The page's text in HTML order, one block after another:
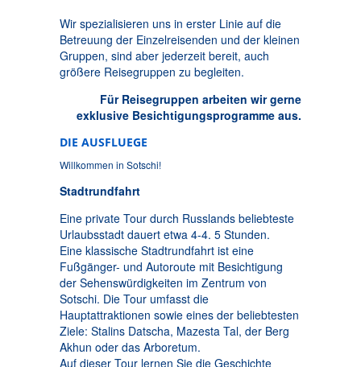
Wir spezialisieren uns in erster Linie auf die
Betreuung der Einzelreisenden und der kleinen
Gruppen, sind aber jederzeit bereit, auch
größere Reisegruppen zu begleiten.
Für Reisegruppen arbeiten wir gerne
exklusive Besichtigungsprogramme aus.
DIE AUSFLUEGE
Willkommen in Sotschi!
Stadtrundfahrt
Eine private Tour durch Russlands beliebteste
Urlaubsstadt dauert etwa 4-4. 5 Stunden.
Eine klassische Stadtrundfahrt ist eine
Fußgänger- und Autoroute mit Besichtigung
der Sehenswürdigkeiten im Zentrum von
Sotschi. Die Tour umfasst die
Hauptattraktionen sowie eines der beliebtesten
Ziele: Stalins Datscha, Mazesta Tal, der Berg
Akhun oder das Arboretum.
Auf dieser Tour lernen Sie die Geschichte